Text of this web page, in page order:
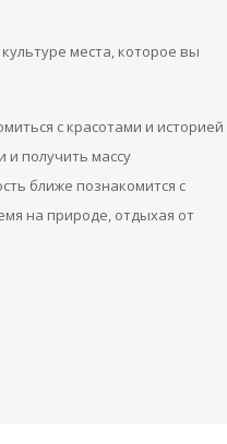
места, которое вы
с красотами и историей
и получить массу
ближе познакомится с
на природе, отдыхая от